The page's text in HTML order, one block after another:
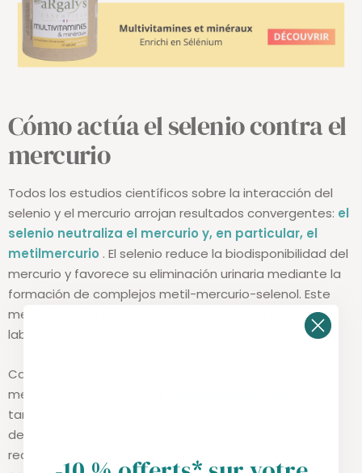
Cómo actúa el selenio contra el
mercurio
Todos los estudios científicos sobre la interacción del
selenio y el mercurio arrojan resultados convergentes: el
selenio neutraliza el mercurio y, en particular, el
metilmercurio . El selenio reduce la biodisponibilidad del
mercurio y favorece su eliminación urinaria mediante la
formación de complejos metil-mercurio-selenol. Este
mecanismo ha sido demostrado en peces y en el
laboratorio.
Cabe destacar también que esta neutralización del
mercurio también elimina
tanto que este mecanismo aumenta las necesidades
de Selenio del organismo para que se mantengan las
reacciones enzimáticas en las que interviene